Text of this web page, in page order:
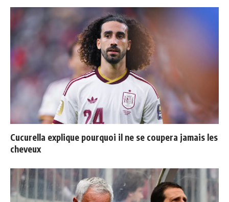
Cucurella explique pourquoi il ne se coupera jamais les
cheveux